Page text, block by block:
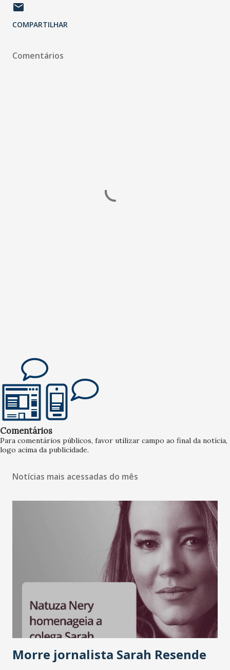
COMPARTILHAR
Comentários
Comentários
Para comentários públicos, favor utilizar campo ao final da notícia,
logo acima da publicidade.
Notícias mais acessadas do mês
Morre jornalista Sarah Resende